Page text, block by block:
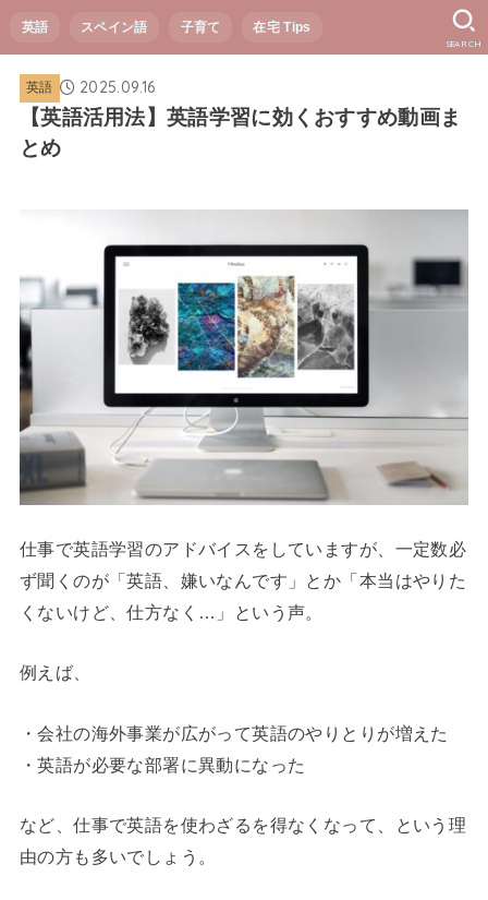
英語 スペイン語 子育て 在宅 Tips
SEARCH
英語 2025.09.16
【英語活用法】英語学習に効くおすすめ動画ま
とめ
仕事で英語学習のアドバイスをしていますが、一定数必
ず聞くのが「英語、嫌いなんです」とか「本当はやりた
くないけど、仕方なく…」という声。
例えば、
・会社の海外事業が広がって英語のやりとりが増えた
・英語が必要な部署に異動になった
など、仕事で英語を使わざるを得なくなって、という理
由の方も多いでしょう。